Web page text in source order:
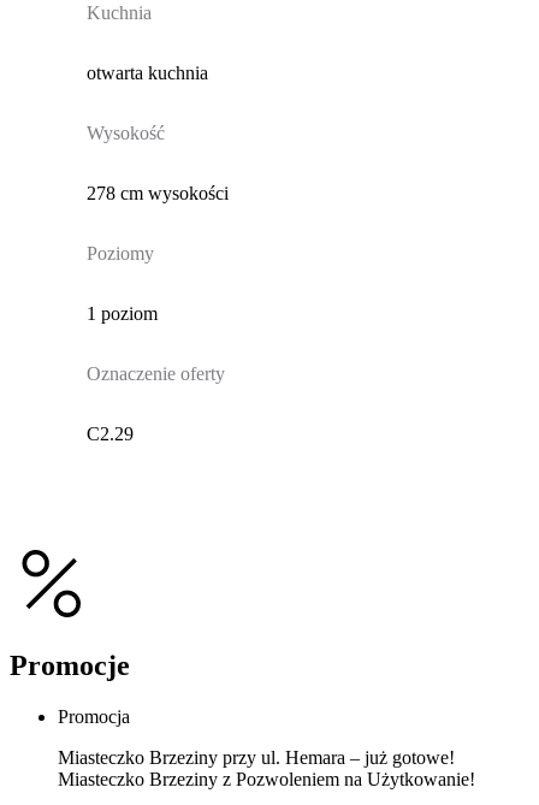
Kuchnia
otwarta kuchnia
Wysokość
278 cm wysokości
Poziomy
1 poziom
Oznaczenie oferty
C2.29
Promocje
Promocja
Miasteczko Brzeziny przy ul. Hemara – już gotowe!
Miasteczko Brzeziny z Pozwoleniem na Użytkowanie!